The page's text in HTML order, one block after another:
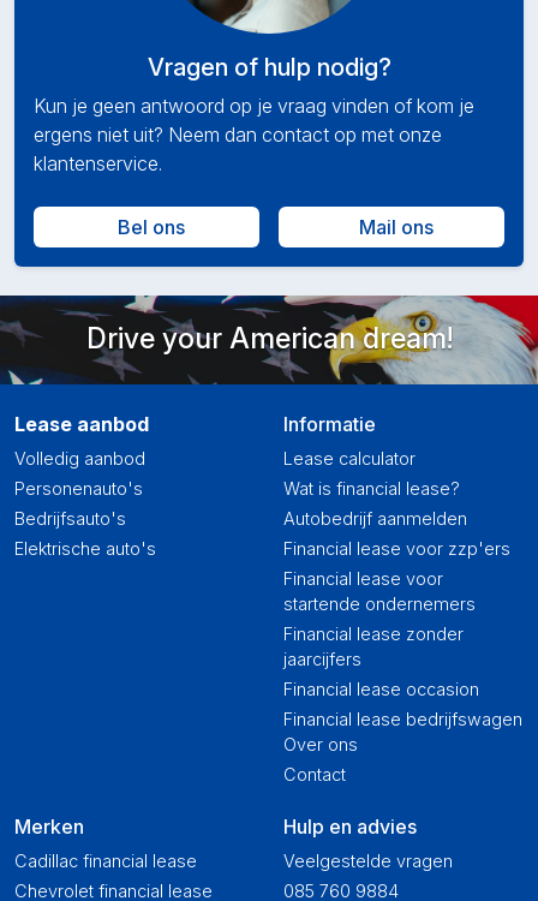
Vragen of hulp nodig?
Kun je geen antwoord op je vraag vinden of kom je
ergens niet uit? Neem dan contact op met onze
klantenservice.
Bel ons Mail ons
Drive your American dream!
Lease aanbod
Volledig aanbod
Personenauto's
Bedrijfsauto's
Elektrische auto's
Merken
Cadillac financial lease
Chevrolet financial lease
Informatie
Lease calculator
Wat is financial lease?
Autobedrijf aanmelden
Financial lease voor zzp'ers
Financial lease voor
startende ondernemers
Financial lease zonder
jaarcijfers
Financial lease occasion
Financial lease bedrijfswagen
Over ons
Contact
Hulp en advies
Veelgestelde vragen
085 760 9884